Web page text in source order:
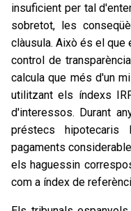
insuficient per tal
sobretot, les
clàusula. Això és el
control de
calcula que més d'un
utilitzant els índexs
d'interessos. Durant
préstecs
pagaments
els haguessin
com a índex de